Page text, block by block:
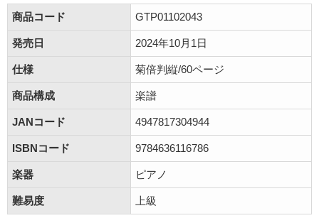
商品コード
GTP01102043
発売日 2024年10月1日
仕様 菊倍判縦/60ページ
商品構成 楽譜
JANコード 4947817304944
ISBNコード 9784636116786
楽器 ピアノ
難易度 上級